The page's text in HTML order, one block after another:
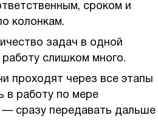
сроком и
колонкам.
задач в одной
слишком много.
проходят через все этапы
в работу по мере
сразу передавать дальше